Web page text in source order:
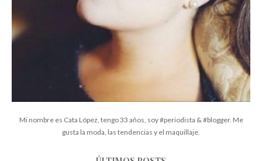
Mi nombre es Cata López, tengo 33 años, soy #periodista & #blogger. Me
gusta la moda, las tendencias y el maquillaje.